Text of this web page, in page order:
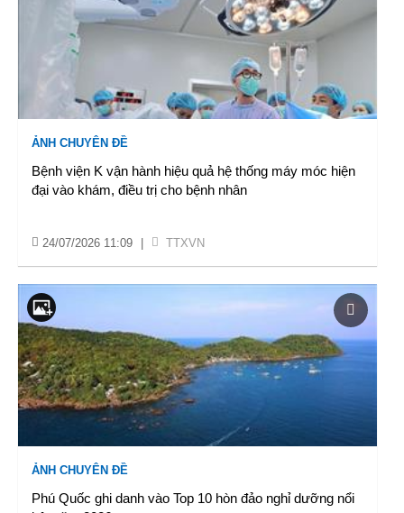
ẢNH CHUYÊN ĐỀ
Bệnh viện K vận hành hiệu quả hệ thống máy móc hiện
đại vào khám, điều trị cho bệnh nhân
24/07/2026 11:09 TTXVN
ẢNH CHUYÊN ĐỀ
Phú Quốc ghi danh vào Top 10 hòn đảo nghỉ dưỡng nổi